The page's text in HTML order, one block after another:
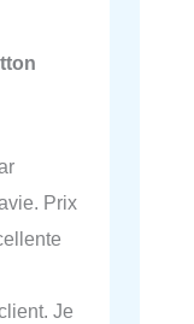
Prix
Je